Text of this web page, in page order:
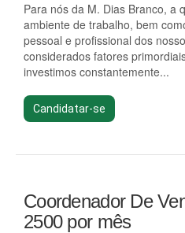
Para nós da M. Dias Branco, a
ambiente de trabalho, bem
pessoal e profissional dos
considerados fatores
investimos constantemente...
Candidatar-se
Coordenador De
2500 por mês